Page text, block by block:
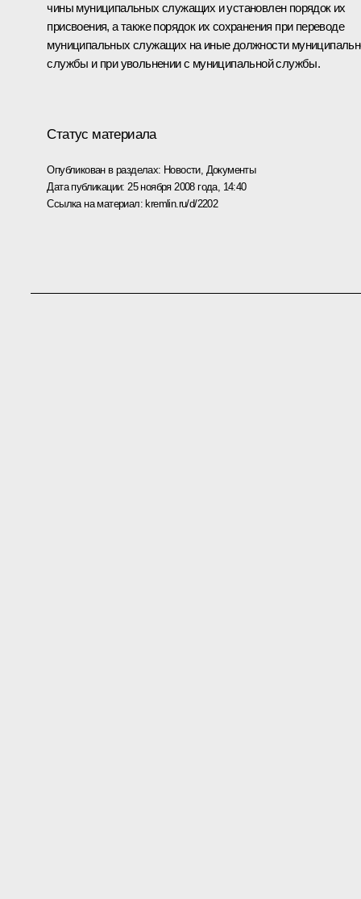
чины муниципальных служащих и установлен порядок их
присвоения, а также порядок их сохранения при переводе
муниципальных служащих на иные должности
службы и при увольнении с муниципальной службы.
Статус материала
Опубликован в разделах: Новости, Документы
Дата публикации: 25 ноября 2008 года, 14:40
Ссылка на материал:kremlin.ru/d/2202